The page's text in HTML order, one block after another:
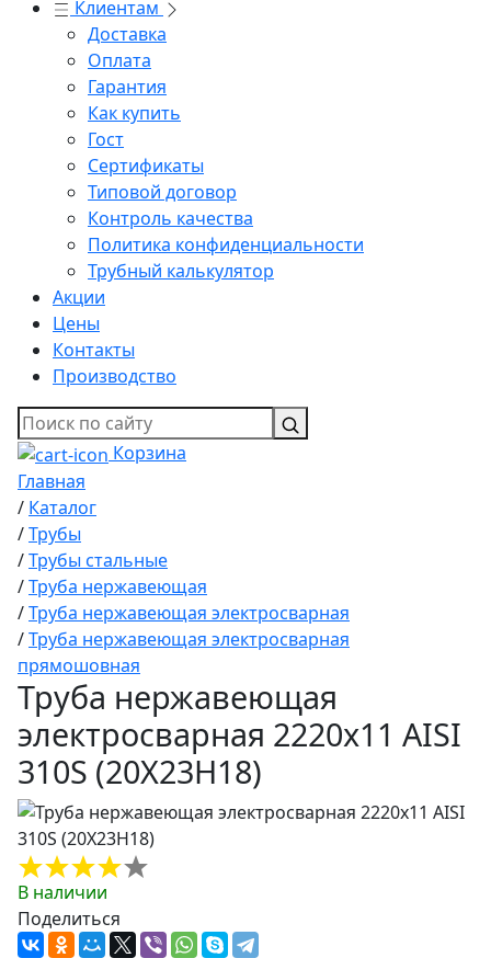
Клиентам
Доставка
Оплата
Гарантия
Как купить
Гост
Сертификаты
Типовой договор
Контроль качества
Политика конфиденциальности
Трубный калькулятор
Акции
Цены
Контакты
Производство
Корзина
Главная
/ Каталог
/Трубы
/Трубы стальные
/Труба нержавеющая
/Труба нержавеющая электросварная
/Труба нержавеющая электросварная
прямошовная
Труба нержавеющая
электросварная 2220х11 AISI
310S (20Х23Н18)
В наличии
Поделиться